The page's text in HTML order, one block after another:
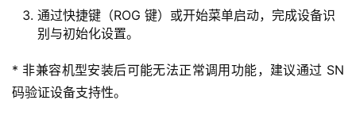
通过快捷键（ROG 键）或开始菜单启动，完成设备识
别与初始化设置。
* 非兼容机型安装后可能无法正常调用功能，建议通过 SN
码验证设备支持性。